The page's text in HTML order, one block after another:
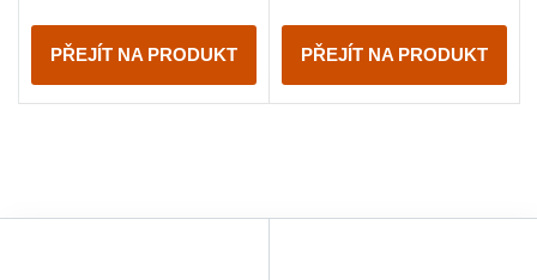
PŘEJÍT NA PRODUKT PŘEJÍT NA PRODUKT